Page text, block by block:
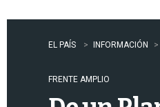
EL PAÍS INFORMACIÓN
FRENTE AMPLIO